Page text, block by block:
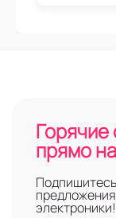
Горячие
прямо
электроники!